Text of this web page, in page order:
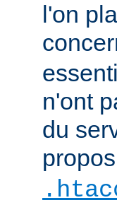
l'on
n'ont
du